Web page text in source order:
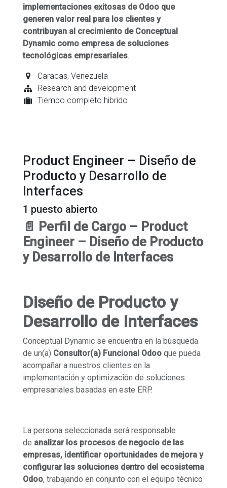
implementaciones exitosas de Odoo que
generen valor real para los clientes y
contribuyan al crecimiento de Conceptual
Dynamic como empresa de soluciones
tecnológicas empresariales.
Caracas, Venezuela
Research and development
Tiempo completo hibrido
Product Engineer – Diseño de
Producto y Desarrollo de
Interfaces
1 puesto abierto
📄 Perfil de Cargo – Product
Engineer – Diseño de Producto
y Desarrollo de Interfaces
Diseño de Producto y
Desarrollo de Interfaces
Conceptual Dynamic se encuentra en la búsqueda
de un(a) Consultor(a) Funcional Odoo que pueda
acompañar a nuestros clientes en la
implementación y optimización de soluciones
empresariales basadas en este ERP.
La persona seleccionada será responsable
de analizar los procesos de negocio de las
empresas, identificar oportunidades de mejora y
configurar las soluciones dentro del ecosistema
Odoo, trabajando en conjunto con el equipo técnico